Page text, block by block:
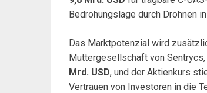
Bedrohungslage durch Drohnen
Das Marktpotenzial wird
Muttergesellschaft von
Mrd. USD, und der Aktienkurs
Vertrauen von Investoren in die